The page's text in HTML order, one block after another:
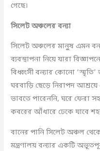
গেছে।
সিলেট অঞ্চলের বন্যা
সিলেট অঞ্চলের মানুষ এমন
ব্যবস্থাপনা নিয়ে যারা
বিধ্বংসী বন্যার কোনো
ঘরবাড়ি ছেড়ে নিরাপদ
ভাবতে পারেননি, ঘরে ফেরা
কবরের আঁধারে ঢেকে যাবে
বানের পানি সিলেট অঞ্চল
মন্ত্রণালয় বন্যার একটি